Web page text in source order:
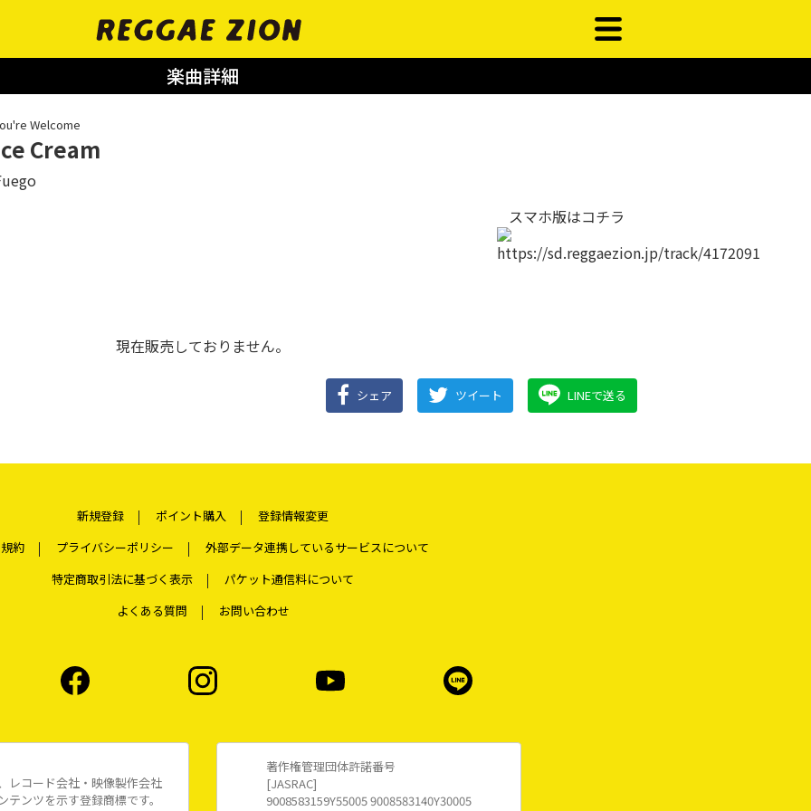
楽曲詳細
Welcome
Cream
スマホ版はコチラ
現在販売しておりません。
シェア ツイート LINEで送る
新規登録 ポイント購入
登録情報変更
約
プライバシーポリシー
外部データ連携しているサービスについて
特定商取引法に基づく表示
パケット通信料について
よくある質問
お問い合わせ
レコード会社・映像製作会社
テンツを示す登録商標です。
著作権管理団体許諾番号
[JASRAC]
9008583159Y55005 9008583140Y30005